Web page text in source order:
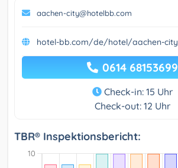
aachen-city@hotelbb.com
hotel-bb.com/de/hotel/aachen-city
0614 68153699
Check-in: 15 Uhr
Check-out: 12 Uhr
TBR® Inspektionsbericht: